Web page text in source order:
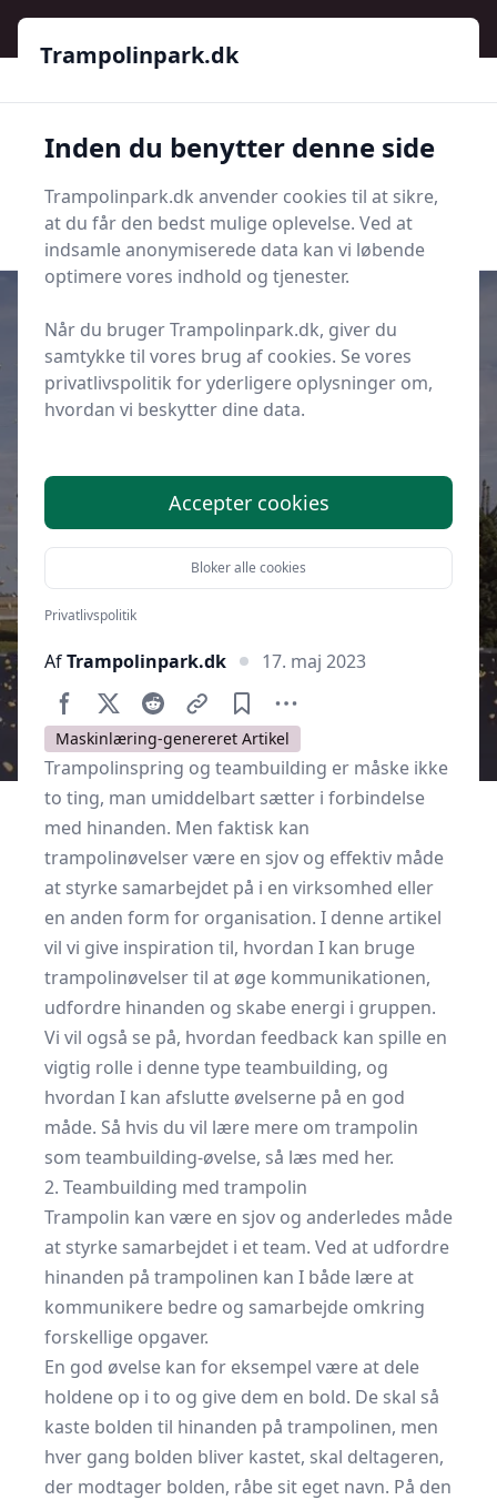
Trampolinpark.dk
Søg nu
Søg nu
Udgivet iSidste nyt fra trampolinpark.dk
Trampolin som sjov teambuilding-
samarbejdet
AfTrampolinpark.dk 17. maj 2023
Maskinlæring-genereret Artikel
Trampolinspring og teambuilding er måske ikke
to ting, man umiddelbart sætter i forbindelse
med hinanden. Men faktisk kan
trampolinøvelser være en sjov og effektiv måde
at styrke samarbejdet på i en virksomhed eller
en anden form for organisation. I denne artikel
vil vi give inspiration til, hvordan I kan bruge
trampolinøvelser til at øge kommunikationen,
udfordre hinanden og skabe energi i gruppen.
Vi vil også se på, hvordan feedback kan spille en
vigtig rolle i denne type teambuilding, og
hvordan I kan afslutte øvelserne på en god
måde. Så hvis du vil lære mere om trampolin
som teambuilding-øvelse, så læs med her.
2. Teambuilding med trampolin
Trampolin kan være en sjov og anderledes måde
at styrke samarbejdet i et team. Ved at udfordre
hinanden på trampolinen kan I både lære at
kommunikere bedre og samarbejde omkring
forskellige opgaver.
En god øvelse kan for eksempel være at dele
holdene op i to og give dem en bold. De skal så
kaste bolden til hinanden på trampolinen, men
hver gang bolden bliver kastet, skal deltageren,
der modtager bolden, råbe sit eget navn. På den
Trampolinpark.dk
Inden du benytter denne side
Trampolinpark.dk anvender cookies til at sikre,
at du får den bedst mulige oplevelse. Ved at
indsamle anonymiserede data kan vi løbende
optimere vores indhold og tjenester.
Når du bruger Trampolinpark.dk, giver du
samtykke til vores brug af cookies. Se vores
privatlivspolitik for yderligere oplysninger om,
hvordan vi beskytter dine data.
Accepter cookies
Bloker alle cookies
Privatlivspolitik